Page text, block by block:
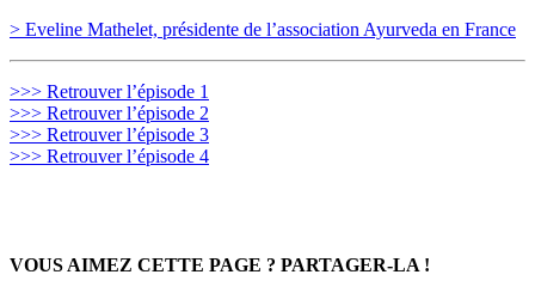
> Eveline Mathelet, présidente de l’association Ayurveda en France
>>> Retrouver l’épisode 1
>>> Retrouver l’épisode 2
>>> Retrouver l’épisode 3
>>> Retrouver l’épisode 4
VOUS AIMEZ CETTE PAGE ? PARTAGER-LA !